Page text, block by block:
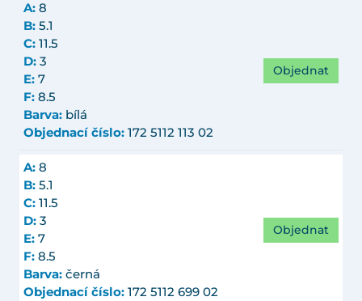
A: 8
B: 5.1
C: 11.5
D: 3
E: 7
F: 8.5
Barva: bílá
Objednací číslo: 172 5112 113 02
Objednat
A: 8
B: 5.1
C: 11.5
D: 3
E: 7
F: 8.5
Barva: černá
Objednací číslo: 172 5112 699 02
Objednat